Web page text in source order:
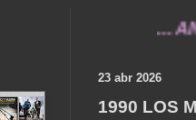
... ANÍMATE
23 abr 2026
1990 LOS